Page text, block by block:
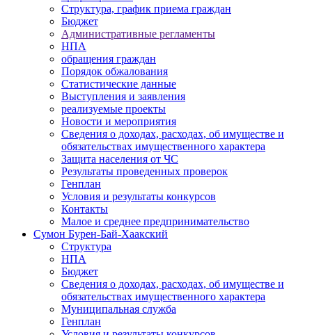
Структура, график приема граждан
Бюджет
Административные регламенты
НПА
обращения граждан
Порядок обжалования
Статистические данные
Выступления и заявления
реализуемые проекты
Новости и мероприятия
Сведения о доходах, расходах, об имуществе и
обязательствах имущественного характера
Защита населения от ЧС
Результаты проведенных проверок
Генплан
Условия и результаты конкурсов
Контакты
Малое и среднее предпринимательство
Сумон Бурен-Бай-Хаакский
Структура
НПА
Бюджет
Сведения о доходах, расходах, об имуществе и
обязательствах имущественного характера
Муниципальная служба
Генплан